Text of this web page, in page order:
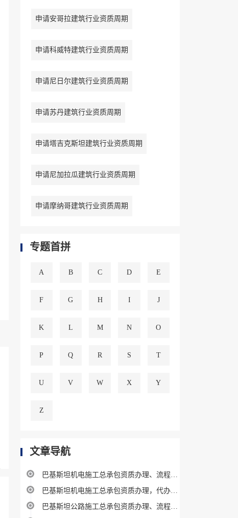
申请安哥拉建筑行业资质周期
申请科威特建筑行业资质周期
申请尼日尔建筑行业资质周期
申请苏丹建筑行业资质周期
申请塔吉克斯坦建筑行业资质周期
申请尼加拉瓜建筑行业资质周期
申请摩纳哥建筑行业资质周期
专题首拼
A B C D E
F G H I J
K L M N O
P Q R S T
U V W X Y
Z
文章导航
巴基斯坦机电施工总承包资质办理、流程、费用及条件指南
巴基斯坦机电施工总承包资质办理，代办机构
巴基斯坦公路施工总承包资质办理、流程、费用及条件指南